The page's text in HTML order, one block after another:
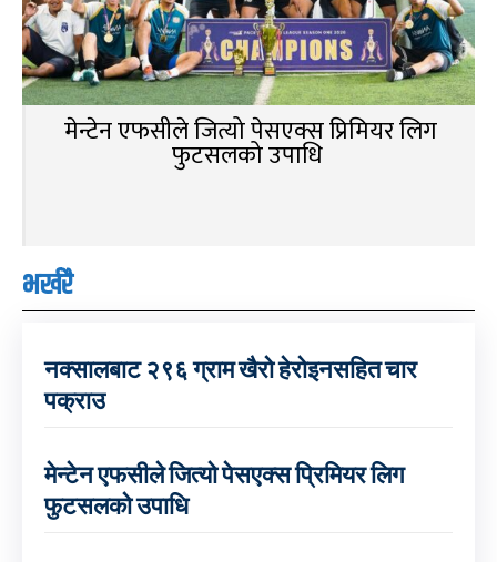
मेन्टेन एफसीले जित्यो पेसएक्स प्रिमियर लिग
फुटसलको उपाधि
भर्खरै
नक्सालबाट २९६ ग्राम खैरो हेरोइनसहित चार
पक्राउ
मेन्टेन एफसीले जित्यो पेसएक्स प्रिमियर लिग
फुटसलको उपाधि